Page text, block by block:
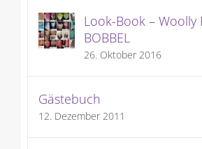
Look-Book – Woolly
BOBBEL
26. Oktober 2016
Gästebuch
12. Dezember 2011